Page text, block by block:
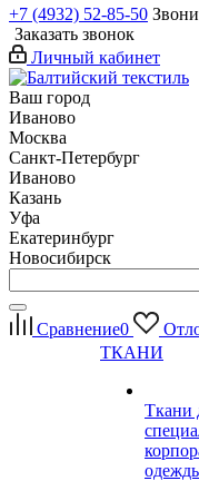
+7 (4932) 52-85-50
Заказать звонок
Личный кабинет
Ваш город
Иваново
Москва
Санкт-Петербург
Иваново
Казань
Уфа
Екатеринбург
Новосибирск
Сравнение0
ТКАНИ
Ткани